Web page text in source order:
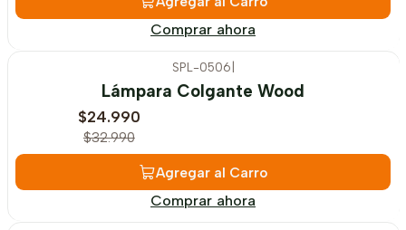
Comprar ahora
OFF
SPL-0506|
Lámpara Colgante Wood
$24.990
$32.990
Agregar al Carro
Comprar ahora